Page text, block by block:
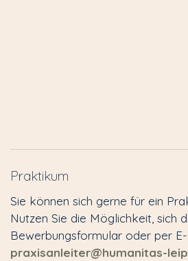
Praktikum
Sie können sich gerne für ein
Nutzen Sie die Möglichkeit, sich
Bewerbungsformular oder per
praxisanleiter@humanitas-